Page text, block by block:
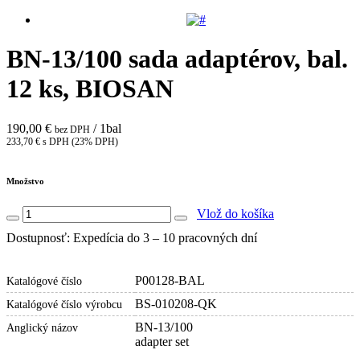
BN-13/100 sada adaptérov, bal.
12 ks, BIOSAN
190,00 € bez DPH / 1bal
233,70 € s DPH (23% DPH)
Množstvo
Vlož do košíka
Dostupnosť: Expedícia do 3 – 10 pracovných dní
Katalógové číslo P00128-BAL
Katalógové číslo výrobcu BS-010208-QK
Anglický názov
BN-13/100
adapter set